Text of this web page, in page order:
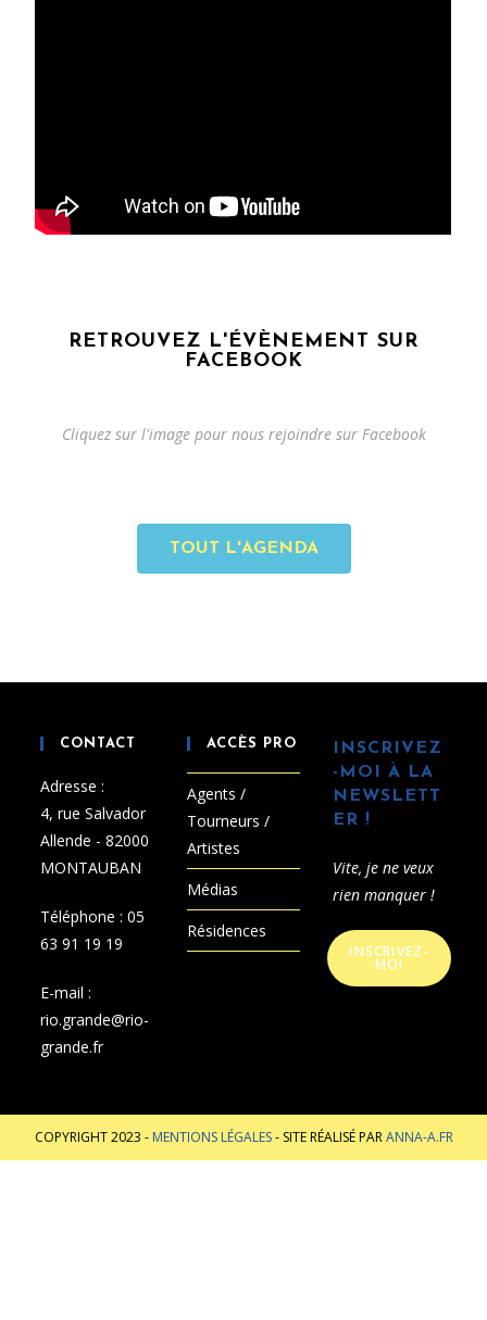
RETROUVEZ L'ÉVÈNEMENT SUR
FACEBOOK
Cliquez sur l'image pour nous rejoindre sur Facebook
TOUT L'AGENDA
CONTACT
Adresse :
4, rue Salvador
Allende - 82000
MONTAUBAN
Téléphone :05
63 91 19 19
E-mail :
rio.grande@rio-
grande.fr
ACCÈS PRO
Agents /
Tourneurs /
Artistes
Médias
Résidences
INSCRIVEZ
-MOI À LA
NEWSLETT
ER !
Vite, je ne veux
rien manquer !
INSCRIVEZ-
MOI
COPYRIGHT 2023 - MENTIONS LÉGALES- SITE RÉALISÉ PARANNA-A.FR